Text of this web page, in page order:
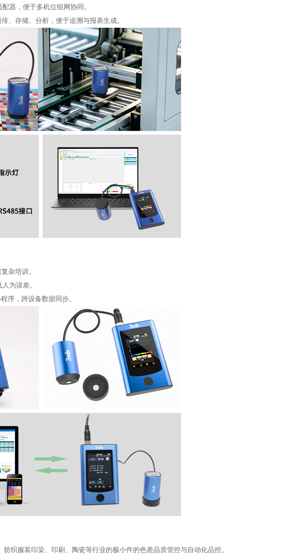
配器，便于多机位组网协同。
、存储、分析，便于追溯与报表生成。
杂培训。
为误差。
序，跨设备数据同步。
织服装印染、印刷、陶瓷等行业的极小件的色差品质管控与自动化品控。